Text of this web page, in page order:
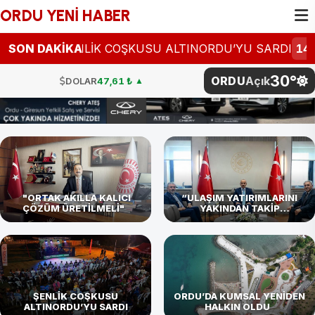
ORDU YENİ HABER
SON DAKİKA
ŞENLİK COŞKUSU ALTINORDU’YU SARDI 14:23
DOLAR47,61 ₺ ▲
EURO54,87 ₺ ▼
STERLİN64,12 ₺ ▼
G.ALTIN4.811,27 ₺
BTC4.786.096,00 ₺
BİST101.729,00
DOLAR47,61 ₺ ▲
ORDUAçık30°
"ORTAK AKILLA KALICI
ÇÖZÜM ÜRETİLMELİ"
“ULAŞIM YATIRIMLARINI
YAKINDAN TAKİP
EDİYORUZ”
ŞENLİK COŞKUSU
ALTINORDU’YU SARDI
ORDU’DA KUMSAL YENİDEN
HALKIN OLDU